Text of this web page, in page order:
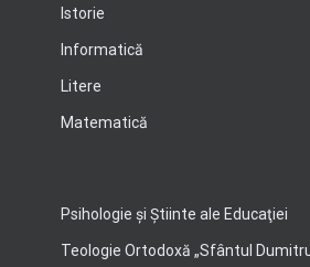
Istorie
Informatică
Litere
Matematică
Psihologie şi Ştiinte ale Educaţiei
Teologie Ortodoxă „Sfântul